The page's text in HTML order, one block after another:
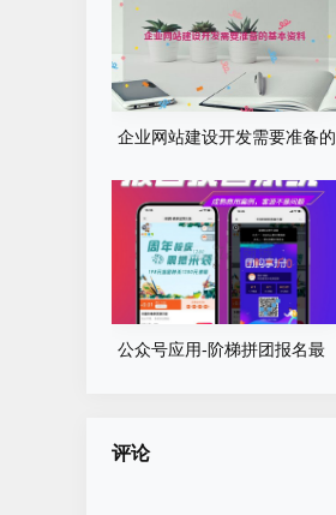
企业网站建设开发需要准备的
基本资料
公众号应用-阶梯拼团报名最
评论